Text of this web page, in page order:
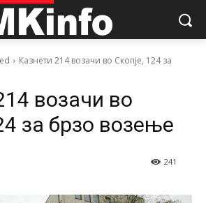
Казнети 214 возачи во Скопје, 124 за
возачи во
за брзо возење
241